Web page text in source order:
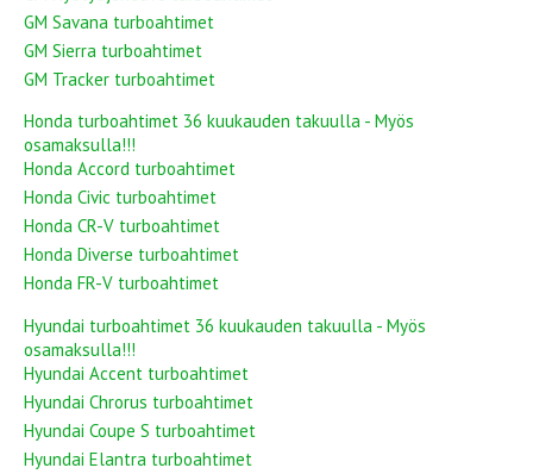
GM Savana turboahtimet
GM Sierra turboahtimet
GM Tracker turboahtimet
Honda turboahtimet 36 kuukauden takuulla - Myös
osamaksulla!!!
Honda Accord turboahtimet
Honda Civic turboahtimet
Honda CR-V turboahtimet
Honda Diverse turboahtimet
Honda FR-V turboahtimet
Hyundai turboahtimet 36 kuukauden takuulla - Myös
osamaksulla!!!
Hyundai Accent turboahtimet
Hyundai Chrorus turboahtimet
Hyundai Coupe S turboahtimet
Hyundai Elantra turboahtimet